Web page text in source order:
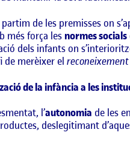
de les premisses on
més força les normes socials
dels infants on
de merèixer el
de la infància a les
l’autonomia de les
deslegitimant